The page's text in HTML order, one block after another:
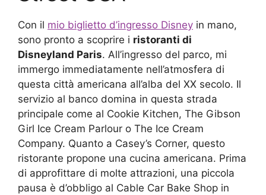
Con il mio biglietto d’ingresso Disney in mano,
sono pronto a scoprire i ristoranti di
Disneyland Paris. All’ingresso del parco, mi
immergo immediatamente nell’atmosfera di
questa città americana all’alba del XX secolo. Il
servizio al banco domina in questa strada
principale come al Cookie Kitchen, The Gibson
Girl Ice Cream Parlour o The Ice Cream
Company. Quanto a Casey’s Corner, questo
ristorante propone una cucina americana. Prima
di approfittare di molte attrazioni, una piccola
pausa è d’obbligo al Cable Car Bake Shop in